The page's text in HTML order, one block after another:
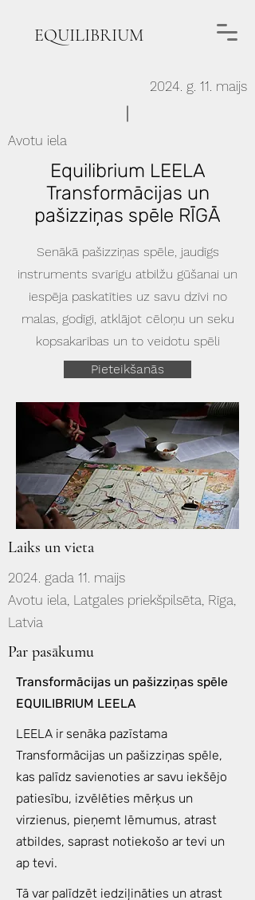
EQUILIBRIUM
2024. g. 11. maijs
Avotu iela
Equilibrium LEELA
Transformācijas un
pašizziņas spēle RĪGĀ
Senākā pašizziņas spēle, jaudīgs
instruments svarīgu atbilžu gūšanai un
iespēja paskatīties uz savu dzīvi no
malas, godīgi, atklājot cēloņu un seku
kopsakarības un to veidotu spēli
Pieteikšanās
Laiks un vieta
2024. gada 11. maijs
Avotu iela, Latgales priekšpilsēta, Rīga,
Latvia
Par pasākumu
Transformācijas un pašizziņas spēle
EQUILIBRIUM LEELA
LEELA ir senāka pazīstama
Transformācijas un pašizziņas spēle,
kas palīdz savienoties ar savu iekšējo
patiesību, izvēlēties mērķus un
virzienus, pieņemt lēmumus, atrast
atbildes, saprast notiekošo ar tevi un
ap tevi.
Tā var palīdzēt iedziļināties un atrast